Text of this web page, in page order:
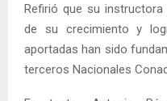
Refirió que su
de su crecimiento y
aportadas han sido
terceros Nacionales